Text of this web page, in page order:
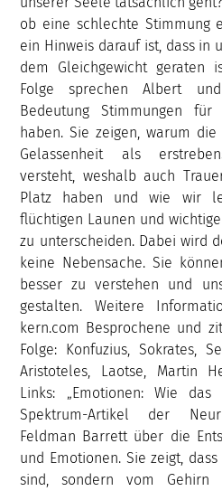
ob eine schlechte Stimmung
ein Hinweis darauf ist, dass in
dem Gleichgewicht geraten
Folge sprechen Albert
Bedeutung Stimmungen
haben. Sie zeigen, warum
Gelassenheit als
versteht, weshalb auch
Platz haben und wie wir
flüchtigen Launen und
zu unterscheiden. Dabei wird
keine Nebensache. Sie
besser zu verstehen und
gestalten. Weitere
kern.com Besprochene und
Folge: Konfuzius, Sokrates,
Aristoteles, Laotse, Martin
Links: „Emotionen: Wie das
Spektrum-Artikel der
Feldman Barrett über die
und Emotionen. Sie zeigt,
sind, sondern vom Gehirn